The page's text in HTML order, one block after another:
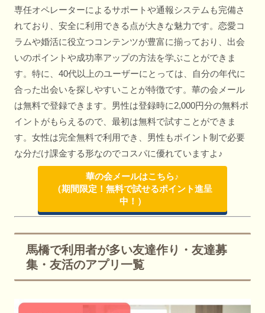
専任オペレーターによるサポートや通報システムも完備さ
れており、安全に利用できる点が大きな魅力です。恋愛コ
ラムや婚活に役立つコンテンツが豊富に揃っており、出会
いのポイントや成功率アップの方法を学ぶことができま
す。特に、40代以上のユーザーにとっては、自分の年代に
合った出会いを探しやすいことが特徴です。華の会メール
は無料で登録できます。男性は登録時に2,000円分の無料ポ
イントがもらえるので、最初は無料で試すことができま
す。女性は完全無料で利用でき、男性もポイント制で必要
な分だけ課金する形なのでコスパに優れていますよ♪
華の会メールはこちら♪
（期間限定！無料で試せるポイント進呈
中！）
馬橋で利用者が多い友達作り・友達募
集・友活のアプリ一覧